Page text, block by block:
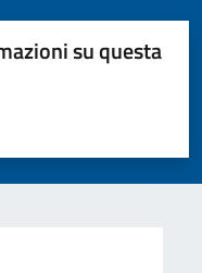
su questa